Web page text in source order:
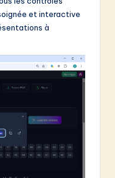
et interactive
à